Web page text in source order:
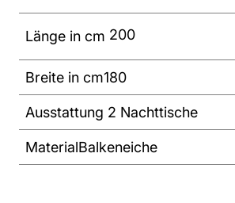
Länge in cm 200
Breite in cm180
Ausstattung 2 Nachttische
MaterialBalkeneiche